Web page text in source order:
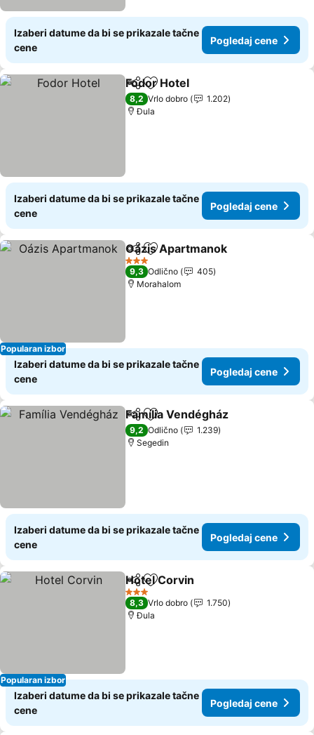
Izaberi datume da bi se prikazale tačne
cene
Pogledaj cene
Deli Dodati u favorite
Fodor Hotel
8,2 Vrlo dobro
1.202
Đula
Izaberi datume da bi se prikazale tačne
cene
Pogledaj cene
Popularan izbor
Deli Dodati u favorite
Oázis Apartmanok
3 Zvezdice
9,3 Odlično
405
Morahalom
Izaberi datume da bi se prikazale tačne
cene
Pogledaj cene
Deli Dodati u favorite
Família Vendégház
9,2 Odlično
1.239
Segedin
Izaberi datume da bi se prikazale tačne
cene
Pogledaj cene
Popularan izbor
Deli Dodati u favorite
Hotel Corvin
3 Zvezdice
8,3 Vrlo dobro
1.750
Đula
Izaberi datume da bi se prikazale tačne
cene
Pogledaj cene